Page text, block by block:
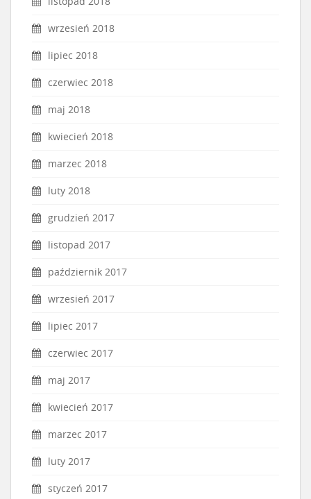
wrzesień 2018
lipiec 2018
czerwiec 2018
maj 2018
kwiecień 2018
marzec 2018
luty 2018
grudzień 2017
listopad 2017
październik 2017
wrzesień 2017
lipiec 2017
czerwiec 2017
maj 2017
kwiecień 2017
marzec 2017
luty 2017
styczeń 2017